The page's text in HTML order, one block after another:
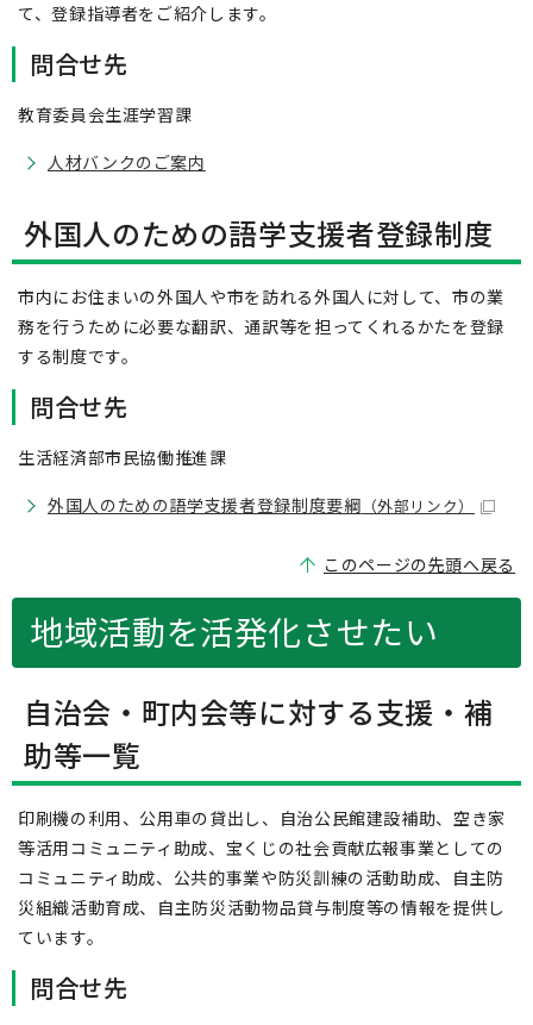
て、登録指導者をご紹介します。
問合せ先
教育委員会生涯学習課
人材バンクのご案内
外国人のための語学支援者登録制度
市内にお住まいの外国人や市を訪れる外国人に対して、市の業
務を行うために必要な翻訳、通訳等を担ってくれるかたを登録
する制度です。
問合せ先
生活経済部市民協働推進課
外国人のための語学支援者登録制度要綱 （外部リンク）
このページの先頭へ戻る
地域活動を活発化させたい
自治会・町内会等に対する支援・補
助等一覧
印刷機の利用、公用車の貸出し、自治公民館建設補助、空き家
等活用コミュニティ助成、宝くじの社会貢献広報事業としての
コミュニティ助成、公共的事業や防災訓練の活動助成、自主防
災組織活動育成、自主防災活動物品貸与制度等の情報を提供し
ています。
問合せ先